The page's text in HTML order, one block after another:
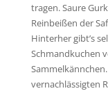
tragen. Saure
Reinbeißen der
Hinterher gibt’s
Schmandkuchen
vernachlässigten